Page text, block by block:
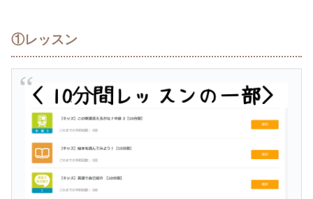
①レッスン